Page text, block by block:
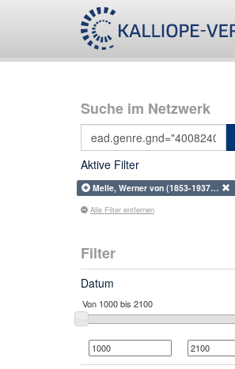
Suche im Netzwerk
Aktive Filter
Melle, Werner von (1853-1937…
Alle Filter entfernen
Filter
Datum